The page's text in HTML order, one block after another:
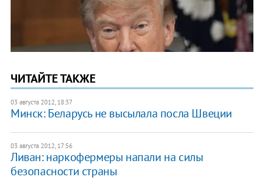
ЧИТАЙТЕ ТАКЖЕ
03 августа 2012, 18:37
Минск: Беларусь не высылала посла Швеции
03 августа 2012, 17:56
Ливан: наркофермеры напали на силы
безопасности страны